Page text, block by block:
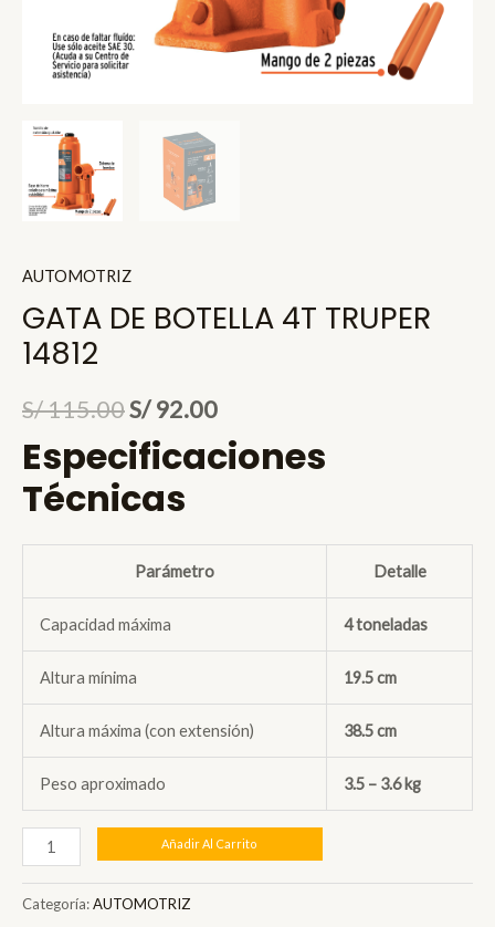
AUTOMOTRIZ
GATA DE BOTELLA 4T TRUPER
14812
S/115.00El
precio
original
era:
S/ 115.00.
S/92.00El
precio
es:
Especificaciones
Técnicas
Parámetro Detalle
Capacidad máxima 4 toneladas
Altura mínima 19.5 cm
Altura máxima (con extensión) 38.5 cm
Peso aproximado 3.5 – 3.6 kg
GATA
DE
BOTELLA
Añadir Al Carrito
Categoría:AUTOMOTRIZ